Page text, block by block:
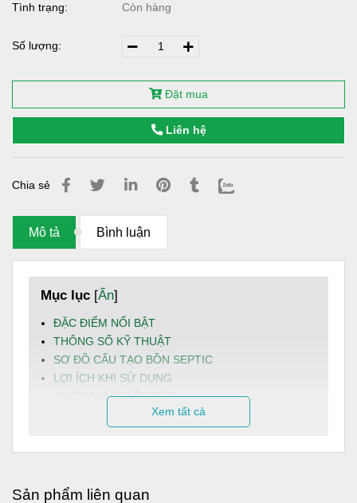
Tình trạng: Còn hàng
Số lượng:
Đặt mua
Liên hệ
Chia sẻ
Mô tả Bình luận
Mục lục [Ẩn]
ĐẶC ĐIỂM NỔI BẬT
THÔNG SỐ KỸ THUẬT
SƠ ĐỒ CẤU TẠO BỒN SEPTIC
LỢI ÍCH KHI SỬ DỤNG
HƯỚNG DẪN LẮP ĐẶT
HƯỚNG DẪN BẢO TRÌ
Tập đoàn Sơn Hà, được thiết kế để xử lý nước thải sinh
Xem tất cả
Sản phẩm liên quan